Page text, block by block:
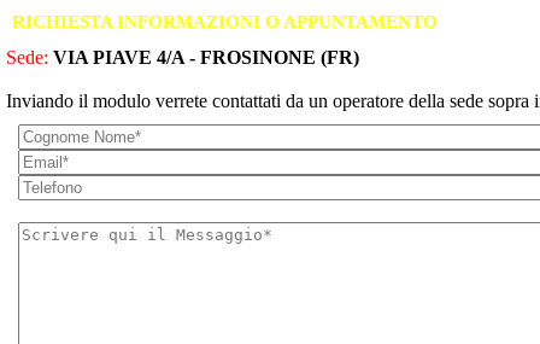
RICHIESTA INFORMAZIONI O APPUNTAMENTO
Sede: VIA PIAVE 4/A - FROSINONE (FR)
Inviando il modulo verrete contattati da un operatore della sede sopra